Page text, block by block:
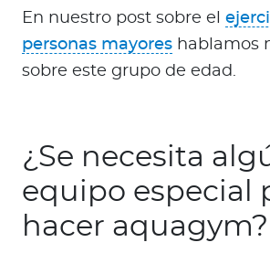
En nuestro post sobre el
personas mayores hablamos
sobre este grupo de edad.
¿Se necesita
equipo especial
hacer aquagym?